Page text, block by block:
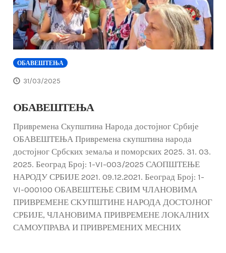
ОБАВЕШТЕЊА
31/03/2025
ОБАВЕШТЕЊА
Привремена Скупштина Народа достојног Србије
ОБАВЕШТЕЊА Привремена скупштина народа
достојног Србских земаља и поморских 2025. 31. 03.
2025. Београд Број: 1-VI-003/2025 САОПШТЕЊЕ
НАРОДУ СРБИЈЕ 2021. 09.12.2021. Београд Број: 1-
VI-000100 ОБАВЕШТЕЊЕ СВИМ ЧЛАНОВИМА
ПРИВРЕМЕНЕ СКУПШТИНЕ НАРОДА ДОСТОЈНОГ
СРБИЈЕ, ЧЛАНОВИМА ПРИВРЕМЕНЕ ЛОКАЛНИХ
САМОУПРАВА И ПРИВРЕМЕНИХ МЕСНИХ